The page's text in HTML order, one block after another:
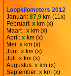
Loopkilometers 2012
Januari: 87,9 km (11x)
Februari: x km (x)
Maart : x km (x)
April: x km (x)
Mei: x km (x)
Juni: x km (x)
Juli: x km (x)
Augustus: x km (x)
September: x km (x)